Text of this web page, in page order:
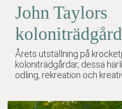
John Taylors
koloniträdgård
Årets utställning på
koloniträdgårdar, dessa
odling, rekreation och